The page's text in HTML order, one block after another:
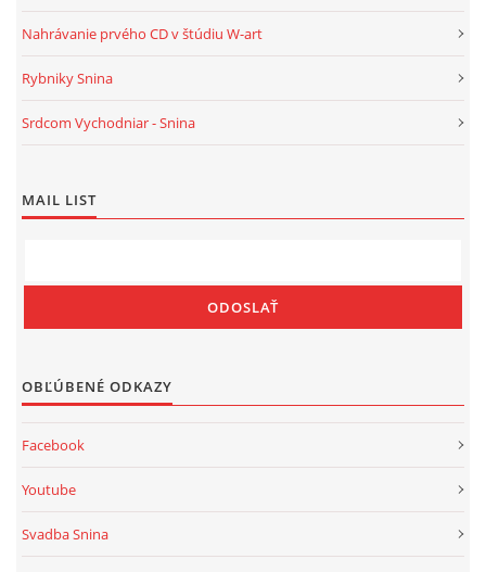
Nahrávanie prvého CD v štúdiu W-art
Rybniky Snina
Srdcom Vychodniar - Snina
MAIL LIST
OBĽÚBENÉ ODKAZY
Facebook
Youtube
Svadba Snina